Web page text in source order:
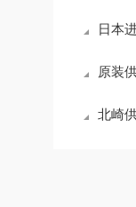
日本进口
原装供应
北崎供应